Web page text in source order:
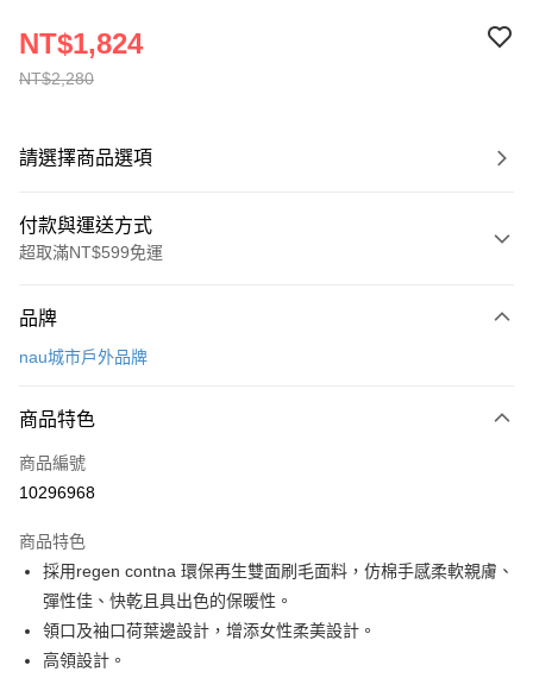
NT$2,280
NT$1,824
請選擇商品選項
付款與運送方式
超取滿NT$599免運
信用卡一次付款
LINE Pay
Apple Pay
悠遊付
Google Pay
全盈+PAY
品牌
nau城市戶外品牌
商品特色
商品編號
10296968
商品特色
採用regen contna 環保再生雙面刷毛面料，仿棉手感柔軟親膚、
彈性佳、快乾且具出色的保暖性。
領口及袖口荷葉邊設計，增添女性柔美設計。
高領設計。